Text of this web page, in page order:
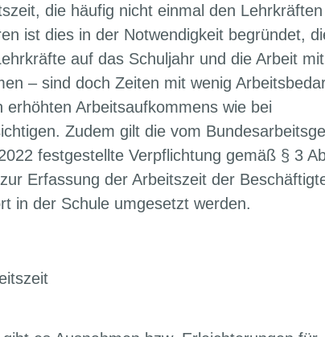
die häufig nicht einmal den Lehrkräften
ist dies in der Notwendigkeit begründet,
auf das Schuljahr und die Arbeit
– sind doch Zeiten mit wenig
Arbeitsaufkommens wie bei
Zudem gilt die vom
festgestellte Verpflichtung gemäß § 3
Erfassung der Arbeitszeit der
in der Schule umgesetzt werden.